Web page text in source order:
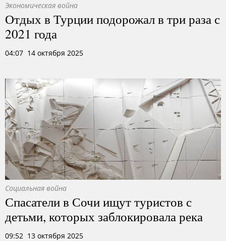
Экономическая война
Отдых в Турции подорожал в три раза с
2021 года
04:07 14 октября 2025
Социальная война
Спасатели в Сочи ищут туристов с
детьми, которых заблокировала река
09:52 13 октября 2025